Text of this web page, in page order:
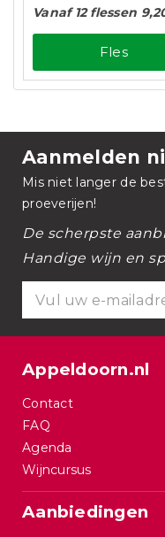
Vanaf 12 flessen
Fles
Aanmelden
Mis niet langer de
proeverijen!
De scherpste
Handige wijn en
Appeldoorn.nl
Contact
FAQ
Agenda
Wijncursus
Aanbiedingen